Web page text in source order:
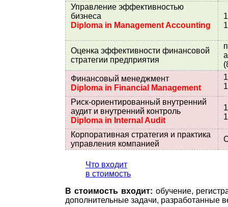
Управление эффективностью
бизнеса
Diploma in Management Accounting
Оценка эффективности финансовой
стратегии предприятия
Финансовый менеджмент
Diploma in Financial Management
Риск-ориентированный внутренний
аудит и внутренний контроль
Diploma in Internal Audit
Корпоративная стратегия и практика
управления компанией
Что входит
в стоимость
В стоимость входит: обучение,
дополнительные задачи, разработанные